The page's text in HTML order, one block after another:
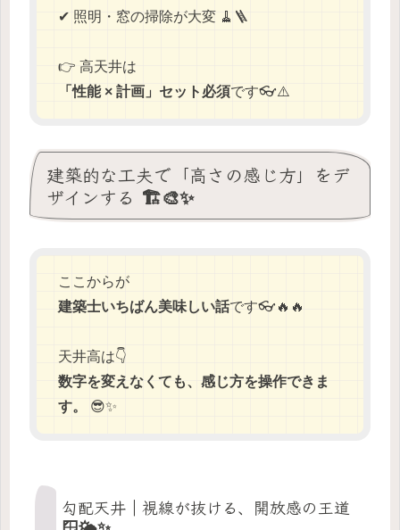
✔ 照明・窓の掃除が大変 🧹🪜
👉 高天井は
「性能 × 計画」セット必須です👓⚠️
建築的な工夫で「高さの感じ方」をデ
ザインする 🏗️🎨✨
ここからが
建築士いちばん美味しい話です👓🔥🔥
天井高は👇
数字を変えなくても、感じ方を操作できま
す。
😎✨
勾配天井｜視線が抜ける、開放感の王道